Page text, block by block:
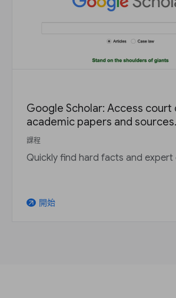
Google Scholar: Access court
academic papers and sources.
課程
Quickly find hard facts and expert
arrow_outward 開始